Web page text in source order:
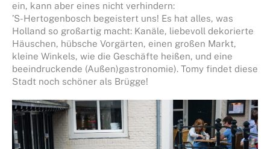
ein, kann aber eines nicht verhindern:
’S-Hertogenbosch begeistert uns! Es hat alles, was
Holland so großartig macht: Kanäle, liebevoll dekorierte
Häuschen, hübsche Vorgärten, einen großen Markt,
kleine Winkels, wie die Geschäfte heißen, und eine
beeindruckende (Außen)gastronomie). Tomy findet diese
Stadt noch schöner als Brügge!